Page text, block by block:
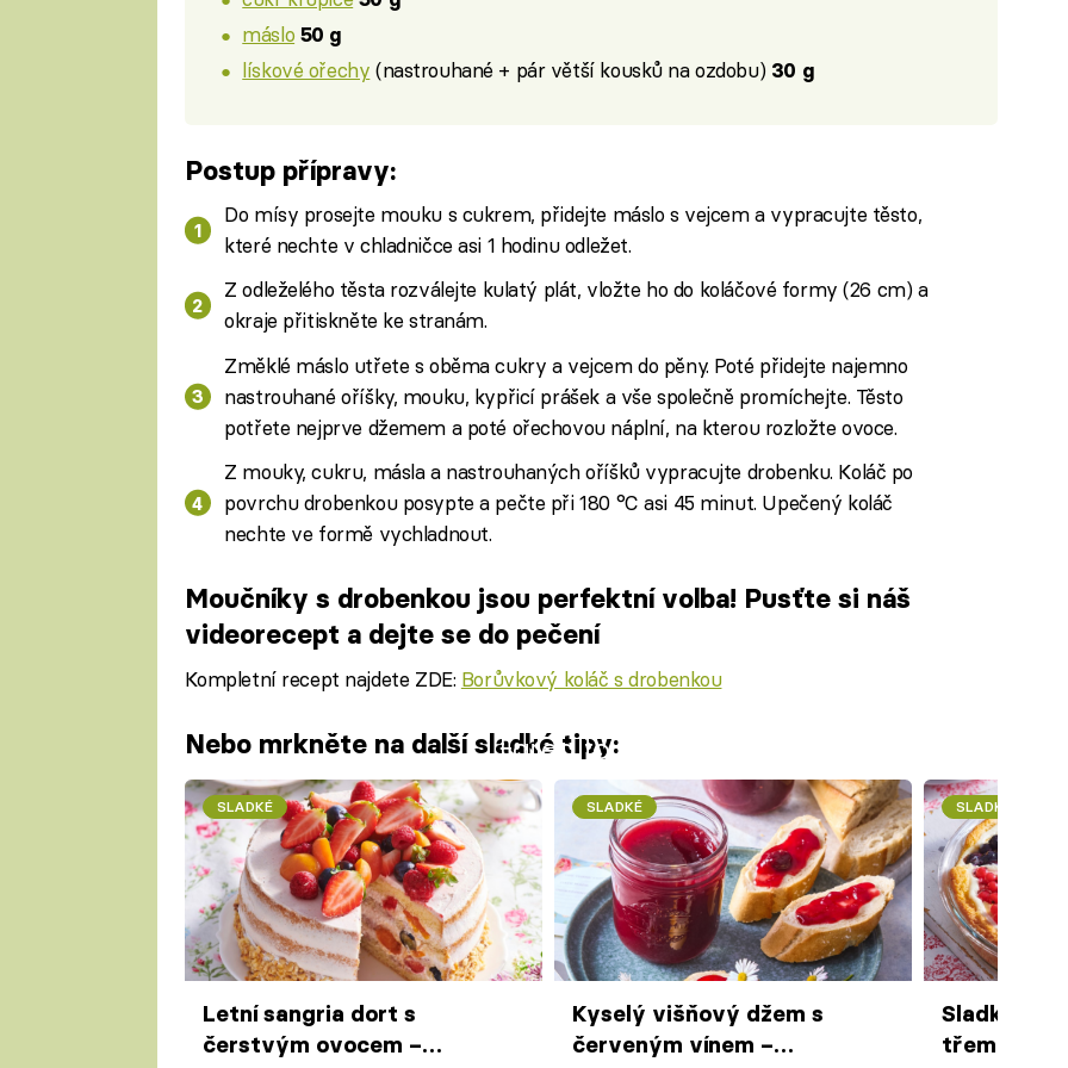
máslo 50 g
lískové ořechy (nastrouhané + pár větší kousků na ozdobu) 30 g
Postup přípravy:
Do mísy prosejte mouku s cukrem, přidejte máslo s vejcem a vypracujte těsto,
které nechte v chladničce asi 1 hodinu odležet.
Z odleželého těsta rozválejte kulatý plát, vložte ho do koláčové formy (26 cm) a
okraje přitiskněte ke stranám.
Změklé máslo utřete s oběma cukry a vejcem do pěny. Poté přidejte najemno
nastrouhané oříšky, mouku, kypřicí prášek a vše společně promíchejte. Těsto
potřete nejprve džemem a poté ořechovou náplní, na kterou rozložte ovoce.
Z mouky, cukru, másla a nastrouhaných oříšků vypracujte drobenku. Koláč po
povrchu drobenkou posypte a pečte při 180 °C asi 45 minut. Upečený koláč
nechte ve formě vychladnout.
Moučníky s drobenkou jsou perfektní volba! Pusťte si náš
videorecept a dejte se do pečení
Kompletní recept najdete ZDE: Borůvkový koláč s drobenkou
Failed to fetch
Nebo mrkněte na další sladké tipy:
SLADKÉ
Letní sangria dort s
čerstvým ovocem –
SLADKÉ
Kyselý višňový džem s
červeným vínem –
SLADKÉ
Sladký
třemi druhy